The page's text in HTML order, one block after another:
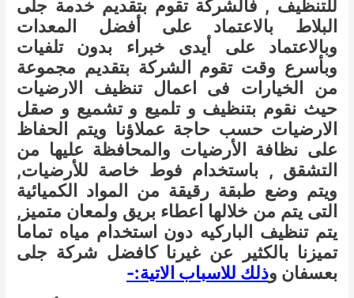
للتنظيف , فالشركة تقوم بتقديم خدمة جلى
البلاط بالاعتماد على أفضل المعدات
وبالاعتماد على أيدى خبراء بدون تلفيات
وبأسرع وقت تقوم الشركة بتقديم مجموعة
من الخيارات فى اعمال تنظيف الارضيات
حيث نقوم بتنظيف و تلميع و تشميع و صقل
الارضيات حسب حاجة عملاؤنا ويتم الحفاظ
على نظافة الأرضيات والمحافظة عليها من
التشقق , باستخدام فوط خاصة للأرضيات,
ويتم وضع طبقة رقيقة من المواد الكميائية
التى يتم من خلالها اعطاء بريق ولمعان متميز,
يتم تنظيف الباركيه دون استخدام مياه تماما
تميزنا بالكثير عن غيرنا كافضل شركة جلى
بعسفان وذلك للاسباب الاتية:-